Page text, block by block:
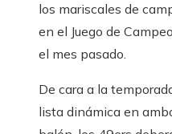
los mariscales de
en el Juego de
el mes pasado.
De cara a la
lista dinámica en